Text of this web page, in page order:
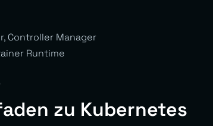
Controller Manager
Runtime
zu Kubernetes